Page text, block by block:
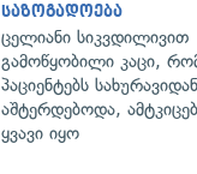
საზოგადოება
ცელიანი სიკვდილივით
გამოწყობილი კაცი,
პაციენტებს სახურავიდან
აშტერდებოდა,
ყვავი იყო